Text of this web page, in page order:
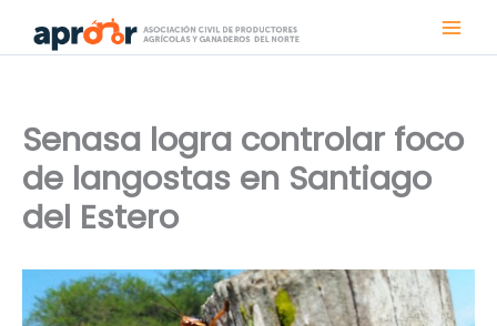
Senasa logra controlar foco
de langostas en Santiago
del Estero